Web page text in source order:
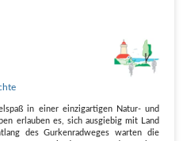
in einer einzigartigen Natur- und
erlauben es, sich ausgiebig mit Land
des Gurkenradweges warten die